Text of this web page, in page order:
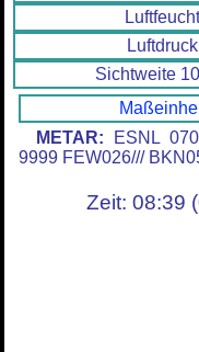
Luftdruck
Sichtweite
METAR: ESNL
9999 FEW026///
Zeit: 08:39